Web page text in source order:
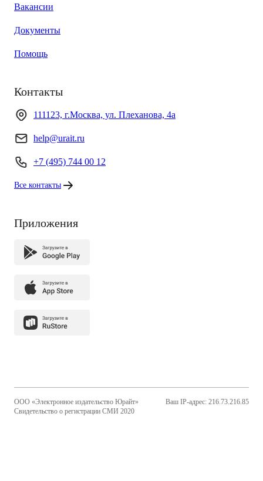
Вакансии
Документы
Помощь
Контакты
111123, г.Москва, ул. Плеханова, 4а
help@urait.ru
+7 (495) 744 00 12
Все контакты
Приложения
ООО «Электронное издательство Юрайт»
Свидетельство о регистрации СМИ 2020
Ваш IP-адрес: 216.73.216.85